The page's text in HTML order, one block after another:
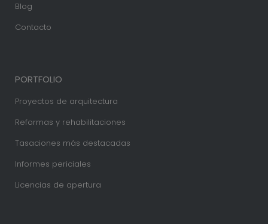
Blog
Contacto
PORTFOLIO
Proyectos de arquitectura
Reformas y rehabilitaciones
Tasaciones más destacadas
Informes periciales
Licencias de apertura